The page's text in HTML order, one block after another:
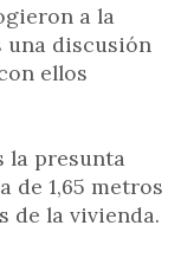
a la
una discusión
ellos
la presunta
de 1,65 metros
de la vivienda.